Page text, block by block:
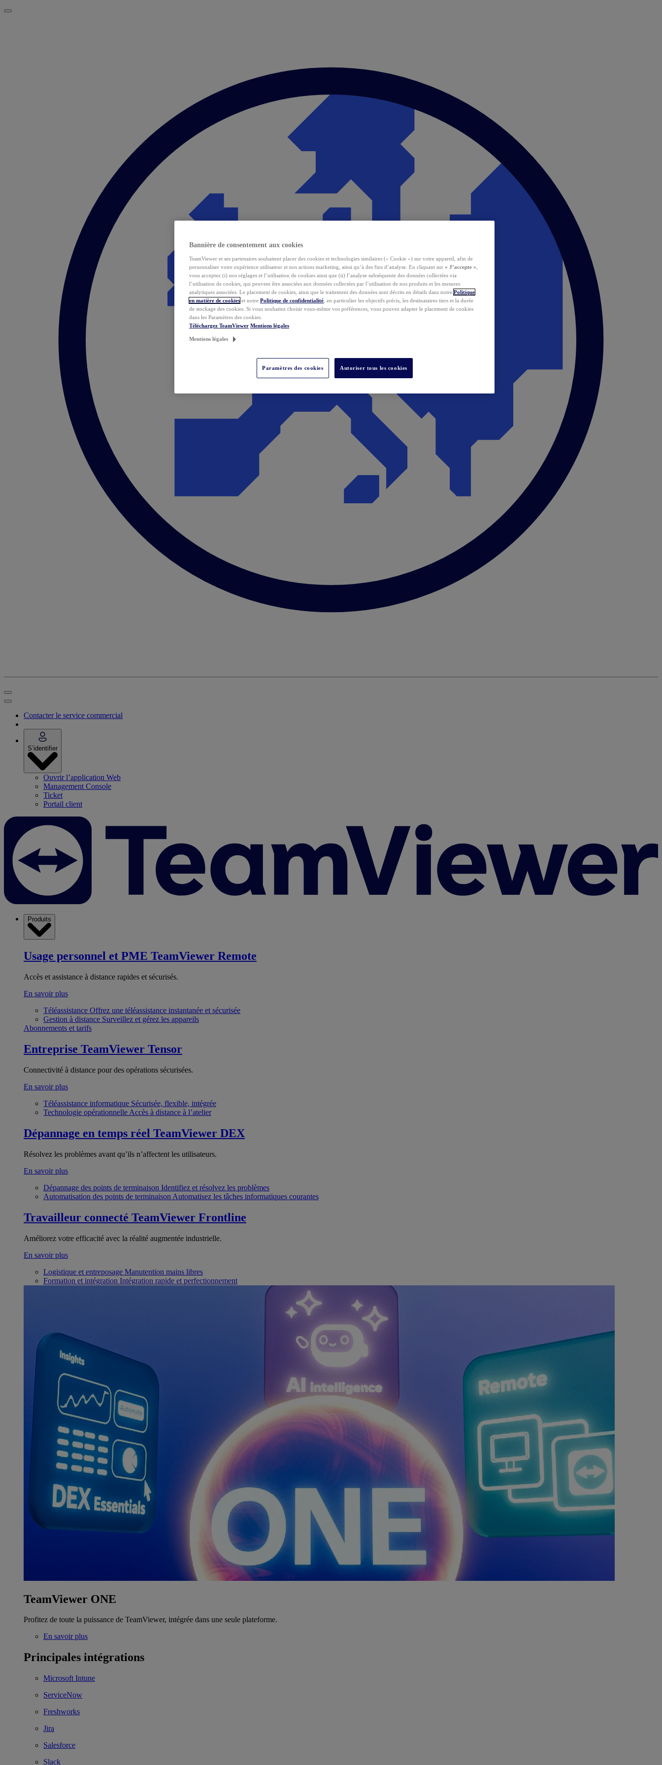
Contacter le service commercial
S’identifier
Ouvrir l’application Web
Management Console
Ticket
Portail client
Produits
Usage personnel et PME TeamViewer Remote
Accès et assistance à distance rapides et sécurisés.
En savoir plus
Téléassistance Offrez une téléassistance instantanée et sécurisée
Gestion à distance Surveillez et gérez les appareils
Abonnements et tarifs
Entreprise TeamViewer Tensor
Connectivité à distance pour des opérations sécurisées.
En savoir plus
Téléassistance informatique Sécurisée, flexible, intégrée
Technologie opérationnelle Accès à distance à l’atelier
Dépannage en temps réel TeamViewer DEX
Résolvez les problèmes avant qu’ils n’affectent les utilisateurs.
En savoir plus
Dépannage des points de terminaison Identifiez et résolvez les problèmes
Automatisation des points de terminaison Automatisez les tâches informatiques courantes
Travailleur connecté TeamViewer Frontline
Améliorez votre efficacité avec la réalité augmentée industrielle.
En savoir plus
Logistique et entreposage Manutention mains libres
Formation et intégration Intégration rapide et perfectionnement
TeamViewer ONE
Profitez de toute la puissance de TeamViewer, intégrée dans une seule plateforme.
En savoir plus
Principales intégrations
Microsoft Intune
ServiceNow
Freshworks
Jira
Salesforce
Slack
Bannière de consentement aux cookies
TeamViewer et ses partenaires souhaitent placer des cookies et technologies similaires (« Cookie ») sur votre appareil, afin de
personnaliser votre expérience utilisateur et nos actions marketing, ainsi qu’à des fins d’analyse. En cliquant sur « J’accepte »
vous acceptez (i) nos réglages et l’utilisation de cookies ainsi que (ii) l’analyse subséquente des données collectées via
l’utilisation de cookies, qui peuvent être associées aux données collectées par l’utilisation de nos produits et les mesures
analytiques associées. Le placement de cookies, ainsi que le traitement des données sont décrits en détails dans notre Politique
en matière de cookies et notre Politique de confidentialité , en particulier les objectifs précis, les destinataires tiers et la durée
de stockage des cookies. Si vous souhaitez choisir vous-même vos préférences, vous pouvez adapter le placement de cookies
dans les Paramètres des cookies.
Téléchargez TeamViewer Mentions légales
Mentions légales
Paramètres des cookies Autoriser tous les cookies